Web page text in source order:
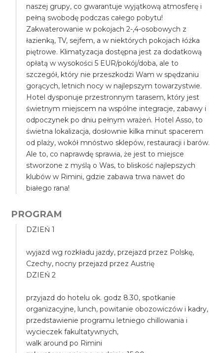
naszej grupy, co gwarantuje wyjątkową atmosferę i
pełną swobodę podczas całego pobytu!
Zakwaterowanie w pokojach 2-,4-osobowych z
łazienką, TV, sejfem, a w niektórych pokojach łóżka
piętrowe. Klimatyzacja dostępna jest za dodatkową
opłatą w wysokości 5 EUR/pokój/doba, ale to
szczegół, który nie przeszkodzi Wam w spędzaniu
gorących, letnich nocy w najlepszym towarzystwie.
Hotel dysponuje przestronnym tarasem, który jest
świetnym miejscem na wspólne integracje, zabawy i
odpoczynek po dniu pełnym wrażeń. Hotel Asso, to
świetna lokalizacja, dosłownie kilka minut spacerem
od plaży, wokół mnóstwo sklepów, restauracji i barów.
Ale to, co naprawdę sprawia, że jest to miejsce
stworzone z myślą o Was, to bliskość najlepszych
klubów w Rimini, gdzie zabawa trwa nawet do
białego rana!
PROGRAM
DZIEŃ 1
wyjazd wg rozkładu jazdy, przejazd przez Polskę,
Czechy, nocny przejazd przez Austrię
DZIEŃ 2
przyjazd do hotelu ok. godz 8.30, spotkanie
organizacyjne, lunch, powitanie obozowiczów i kadry,
przedstawienie programu letniego chillowania i
wycieczek fakultatywnych,
walk around po Rimini